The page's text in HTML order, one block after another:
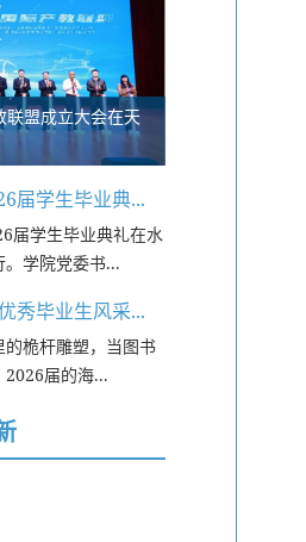
联盟成立大会在天
届学生毕业典...
届学生毕业典礼在水
。学院党委书...
秀毕业生风采...
桅杆雕塑，当图书
2026届的海...